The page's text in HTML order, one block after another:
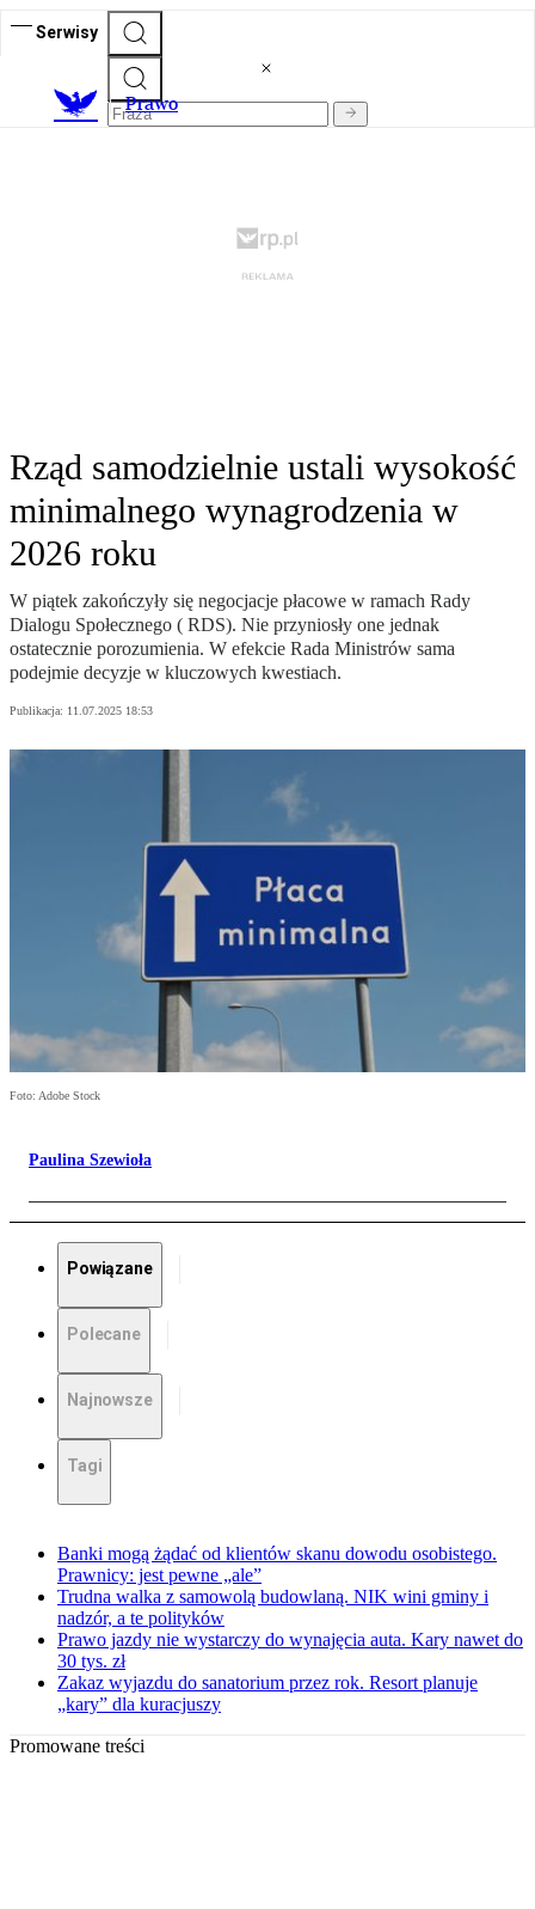
Serwisy
Prawo
Rząd samodzielnie ustali wysokość
minimalnego wynagrodzenia w
2026 roku
W piątek zakończyły się negocjacje płacowe w ramach Rady
Dialogu Społecznego ( RDS). Nie przyniosły one jednak
ostatecznie porozumienia. W efekcie Rada Ministrów sama
podejmie decyzje w kluczowych kwestiach.
Publikacja: 11.07.2025 18:53
Foto: Adobe Stock
Paulina Szewioła
Powiązane
Polecane
Najnowsze
Tagi
Banki mogą żądać od klientów skanu dowodu osobistego.
Prawnicy: jest pewne „ale”
Trudna walka z samowolą budowlaną. NIK wini gminy i
nadzór, a te polityków
Prawo jazdy nie wystarczy do wynajęcia auta. Kary nawet do
30 tys. zł
Zakaz wyjazdu do sanatorium przez rok. Resort planuje
„kary” dla kuracjuszy
Promowane treści